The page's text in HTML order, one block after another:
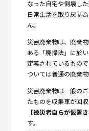
なった自宅や倒壊し
日常生活を取り戻す
ん。
災害廃棄物は、廃棄
ある「廃掃法」に於
定義されているもの
ついては普通の廃棄
災害廃棄物は一般の
たものを収集車が回収
【被災者自らが仮置
す。